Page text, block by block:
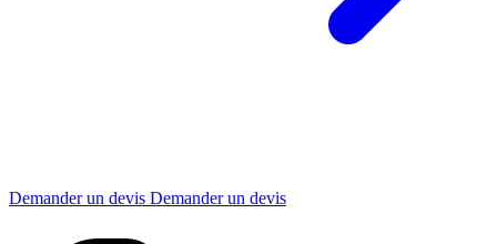
Demander un devis Demander un devis